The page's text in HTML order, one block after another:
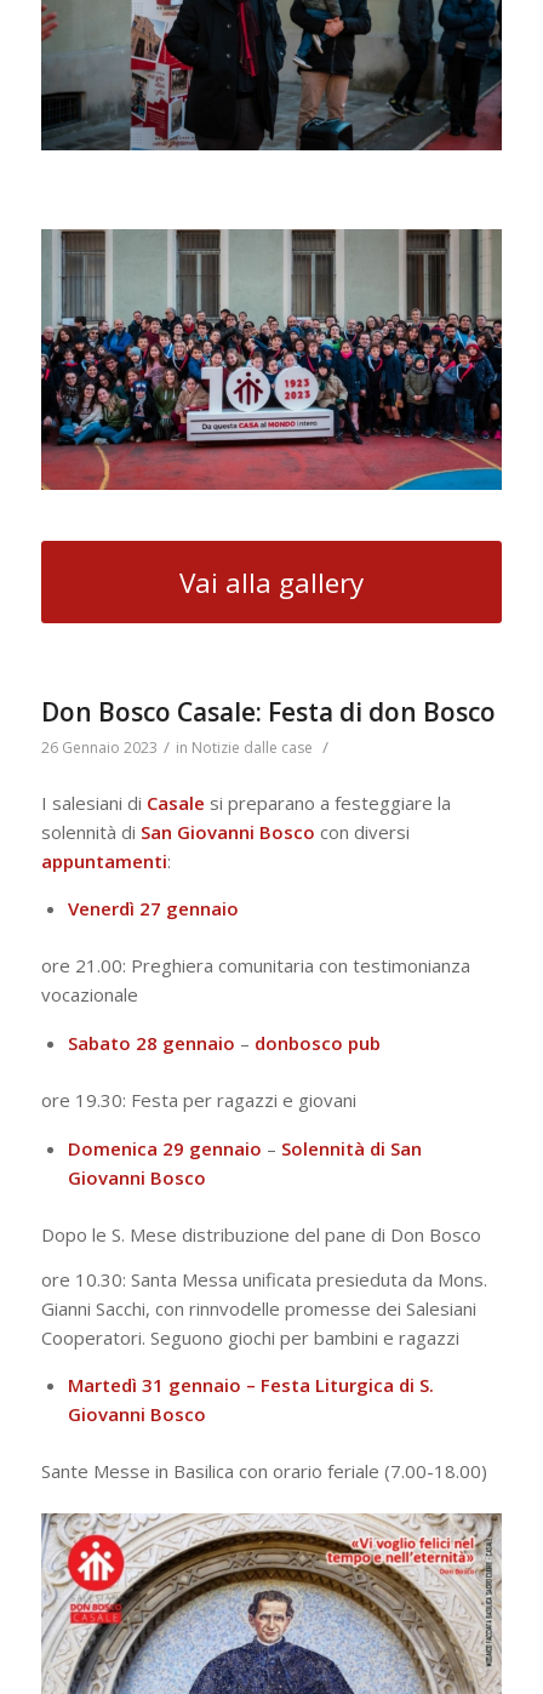
Vai alla gallery
Don Bosco Casale: Festa di don Bosco
26 Gennaio 2023 / in Notizie dalle case /
I salesiani di Casale si preparano a festeggiare la
solennità di San Giovanni Bosco con diversi
appuntamenti:
Venerdì 27 gennaio
ore 21.00: Preghiera comunitaria con testimonianza
vocazionale
Sabato 28 gennaio – donbosco pub
ore 19.30: Festa per ragazzi e giovani
Domenica 29 gennaio – Solennità di San
Giovanni Bosco
Dopo le S. Mese distribuzione del pane di Don Bosco
ore 10.30: Santa Messa unificata presieduta da Mons.
Gianni Sacchi, con rinnvodelle promesse dei Salesiani
Cooperatori. Seguono giochi per bambini e ragazzi
Martedì 31 gennaio – Festa Liturgica di S.
Giovanni Bosco
Sante Messe in Basilica con orario feriale (7.00-18.00)